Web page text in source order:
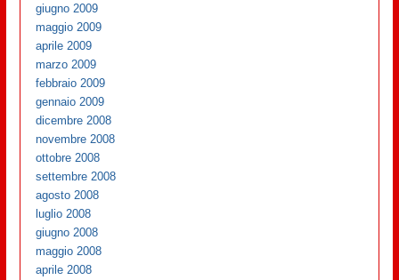
giugno 2009
maggio 2009
aprile 2009
marzo 2009
febbraio 2009
gennaio 2009
dicembre 2008
novembre 2008
ottobre 2008
settembre 2008
agosto 2008
luglio 2008
giugno 2008
maggio 2008
aprile 2008